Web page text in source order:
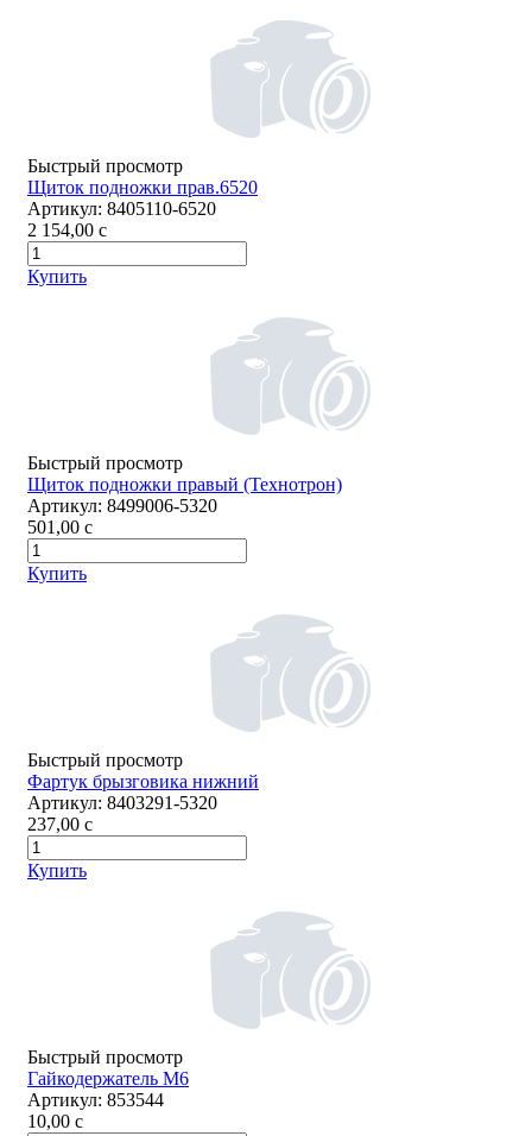
Быстрый просмотр
Щиток подножки прав.6520
Артикул: 8405110-6520
2 154,00 c
Купить
Быстрый просмотр
Щиток подножки правый (Технотрон)
Артикул: 8499006-5320
501,00 c
Купить
Быстрый просмотр
Фартук брызговика нижний
Артикул: 8403291-5320
237,00 c
Купить
Быстрый просмотр
Гайкодержатель М6
Артикул: 853544
10,00 c